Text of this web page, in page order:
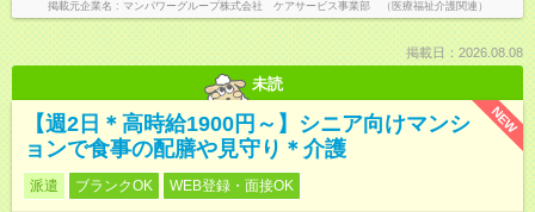
掲載元企業名 マンパワーグループ株式会社 ケアサービス事業部 （医療福祉介護関連）
掲載日：2026.08.08
未読
NEW
【週2日＊高時給1900円～】シニア向けマンシ
ョンで食事の配膳や見守り＊介護
派遣 ブランクOK WEB登録・面接OK